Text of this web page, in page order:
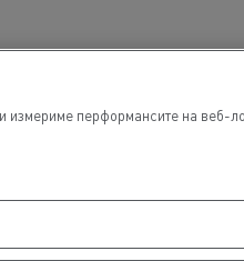
перформансите на